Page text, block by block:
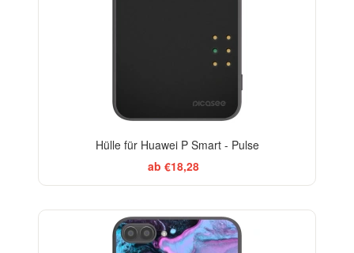
Hülle für Huawei P Smart - Pulse
ab €18,28